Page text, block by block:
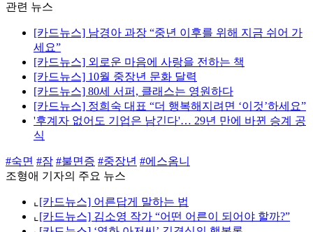
관련 뉴스
[카드뉴스] 남경아 과장 “중년 이후를 위해 지금 쉬어 가
세요”
[카드뉴스] 외로운 마음에 사랑을 전하는 책
[카드뉴스] 10월 중장년 문화 달력
[카드뉴스] 80세 서퍼, 클래스는 영원하다
[카드뉴스] 정희숙 대표 “더 행복해지려면 ‘이것’하세요”
'후계자 없어도 기업은 남긴다'… 29년 만에 바뀐 승계 공
식
#숙면 #잠 #불면증 #중장년 #에스옴니
조형애 기자의 주요 뉴스
⌞ [카드뉴스] 어른답게 말하는 법
⌞ [카드뉴스] 김소영 작가 “어떤 어른이 되어야 할까?”